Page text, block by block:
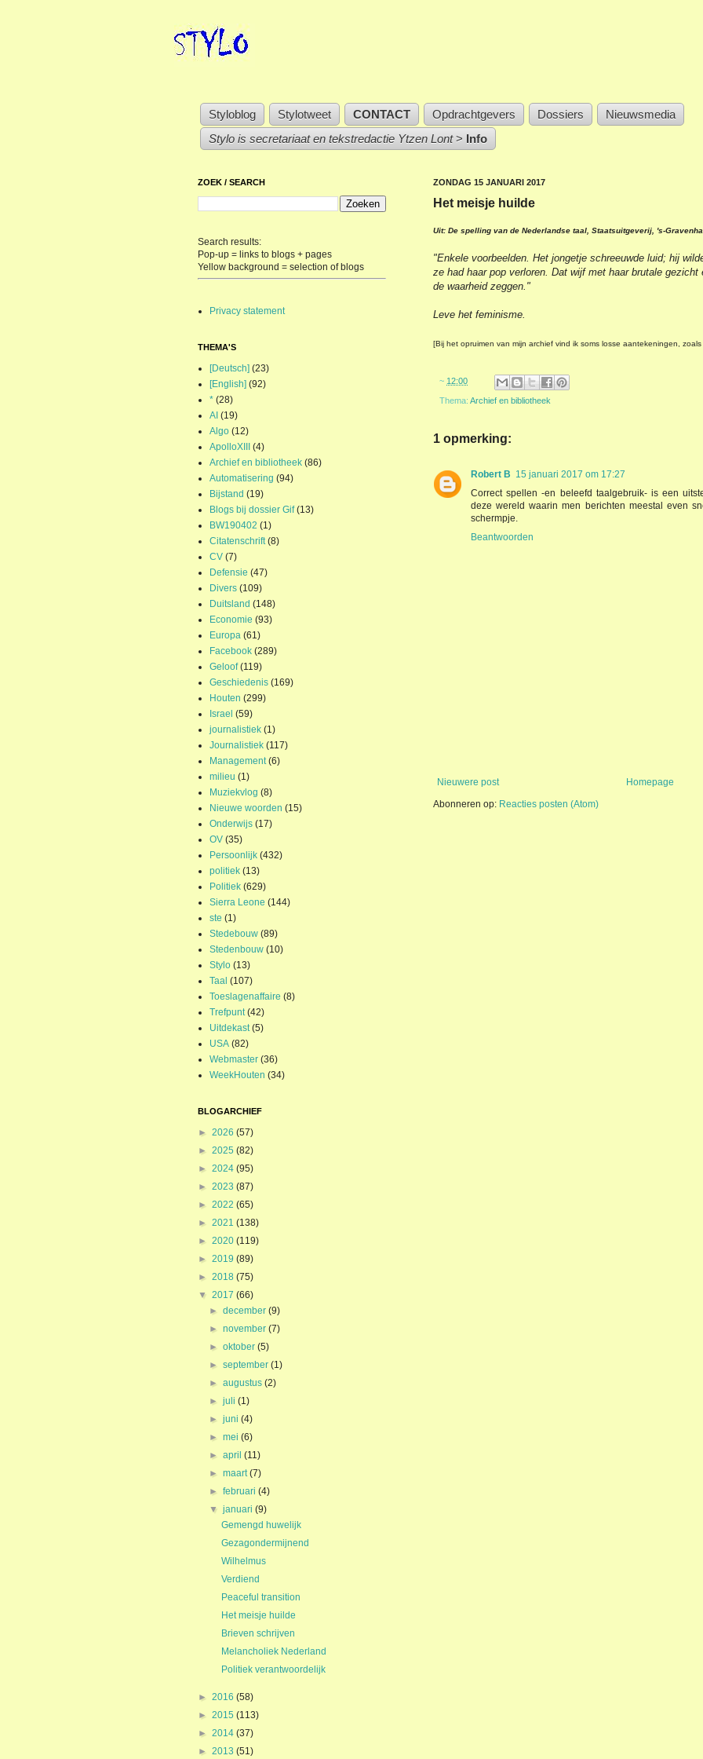
Styloblog Stylotweet CONTACT Opdrachtgevers Dossiers
Nieuwsmedia
Stylo is secretariaat en tekstredactie Ytzen Lont> Info
ZONDAG 15 JANUARI 2017
Het meisje huilde
Uit: De spelling van de Nederlandse taal, Staatsuitgeverij, 's-
"Enkele voorbeelden. Het jongetje schreeuwde luid; hij
ze had haar pop verloren. Dat wijf met haar brutale
de waarheid zeggen."
Leve het feminisme.
[Bij het opruimen van mijn archief vind ik soms losse aantekeningen,
~ 12:00
Thema: Archief en bibliotheek
1 opmerking:
Robert B 15 januari 2017 om 17:27
Correct spellen -en beleefd taalgebruik- is een
deze wereld waarin men berichten meestal even
schermpje.
Beantwoorden
Nieuwere post
Homepage
Abonneren op: Reacties posten (Atom)
ZOEK / SEARCH
Search results:
Pop-up = links to blogs + pages
Yellow background = selection of blogs
Privacy statement
THEMA'S
[Deutsch] (23)
[English] (92)
* (28)
AI (19)
Algo (12)
ApolloXIII
(4)
Archief en bibliotheek (86)
Automatisering (94)
Bijstand (19)
Blogs bij dossier Gif (13)
BW190402 (1)
Citatenschrift (8)
CV (7)
Defensie (47)
Divers (109)
Duitsland (148)
Economie (93)
Europa (61)
Facebook (289)
Geloof (119)
Geschiedenis (169)
Houten (299)
Israel (59)
journalistiek (1)
Journalistiek (117)
Management (6)
milieu (1)
Muziekvlog (8)
Nieuwe woorden (15)
Onderwijs (17)
OV (35)
Persoonlijk (432)
politiek (13)
Politiek (629)
Sierra Leone (144)
ste (1)
Stedebouw (89)
Stedenbouw (10)
Stylo (13)
Taal (107)
Toeslagenaffaire (8)
Trefpunt (42)
Uitdekast (5)
USA (82)
Webmaster (36)
WeekHouten (34)
BLOGARCHIEF
► 2026 (57)
► 2025 (82)
► 2024 (95)
► 2023 (87)
► 2022 (65)
► 2021 (138)
► 2020 (119)
► 2019 (89)
► 2018 (75)
▼ 2017 (66)
►december(9)
►november(7)
►oktober(5)
►september(1)
►augustus(2)
►juli(1)
►juni(4)
►mei(6)
►april(11)
►maart(7)
►februari(4)
▼januari(9)
Gemengd huwelijk
Gezagondermijnend
Wilhelmus
Verdiend
Peaceful transition
Het meisje huilde
Brieven schrijven
Melancholiek Nederland
Politiek verantwoordelijk
► 2016 (58)
► 2015 (113)
► 2014 (37)
► 2013 (51)